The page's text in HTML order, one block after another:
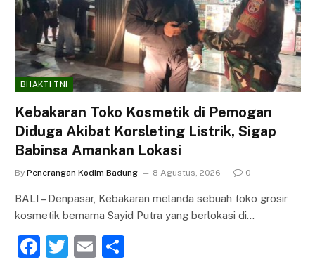
BHAKTI TNI
Kebakaran Toko Kosmetik di Pemogan
Diduga Akibat Korsleting Listrik, Sigap
Babinsa Amankan Lokasi
By Penerangan Kodim Badung 8 Agustus, 2026 0
BALI – Denpasar, Kebakaran melanda sebuah toko grosir
kosmetik bernama Sayid Putra yang berlokasi di…
F
T
E